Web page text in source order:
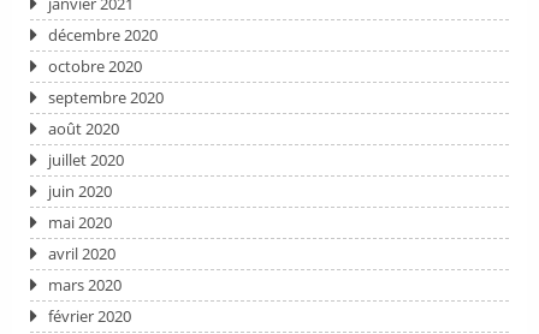
décembre 2020
octobre 2020
septembre 2020
août 2020
juillet 2020
juin 2020
mai 2020
avril 2020
mars 2020
février 2020